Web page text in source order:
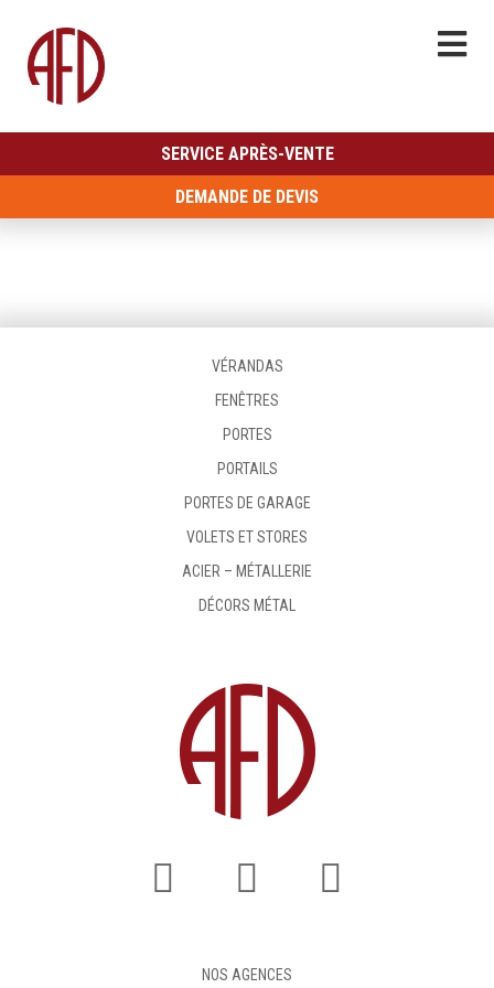
SERVICE APRÈS-VENTE
DEMANDE DE DEVIS
VÉRANDAS
FENÊTRES
PORTES
PORTAILS
PORTES DE GARAGE
VOLETS ET STORES
ACIER – MÉTALLERIE
DÉCORS MÉTAL
NOS AGENCES